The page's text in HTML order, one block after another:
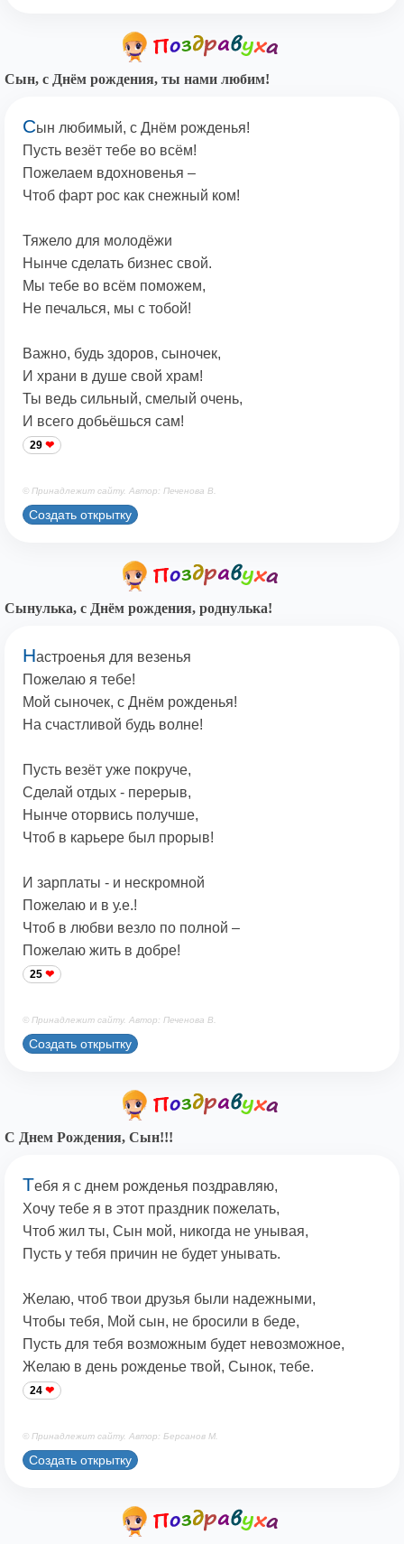
Сын, с Днём рождения, ты нами любим!
Сын любимый, с Днём рожденья!
Пусть везёт тебе во всём!
Пожелаем вдохновенья –
Чтоб фарт рос как снежный ком!
Тяжело для молодёжи
Нынче сделать бизнес свой.
Мы тебе во всём поможем,
Не печалься, мы с тобой!
Важно, будь здоров, сыночек,
И храни в душе свой храм!
Ты ведь сильный, смелый очень,
И всего добьёшься сам!
29
© Принадлежит сайту. Автор: Печенова В.
Создать открытку
Сынулька, с Днём рождения, роднулька!
Настроенья для везенья
Пожелаю я тебе!
Мой сыночек, с Днём рожденья!
На счастливой будь волне!
Пусть везёт уже покруче,
Сделай отдых - перерыв,
Нынче оторвись получше,
Чтоб в карьере был прорыв!
И зарплаты - и нескромной
Пожелаю и в у.е.!
Чтоб в любви везло по полной –
Пожелаю жить в добре!
25
© Принадлежит сайту. Автор: Печенова В.
Создать открытку
С Днем Рождения, Сын!!!
Тебя я с днем рожденья поздравляю,
Хочу тебе я в этот праздник пожелать,
Чтоб жил ты, Сын мой, никогда не унывая,
Пусть у тебя причин не будет унывать.
Желаю, чтоб твои друзья были надежными,
Чтобы тебя, Мой сын, не бросили в беде,
Пусть для тебя возможным будет невозможное,
Желаю в день рожденье твой, Сынок, тебе.
24
© Принадлежит сайту. Автор: Берсанов М.
Создать открытку